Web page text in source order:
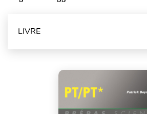
LIVRE